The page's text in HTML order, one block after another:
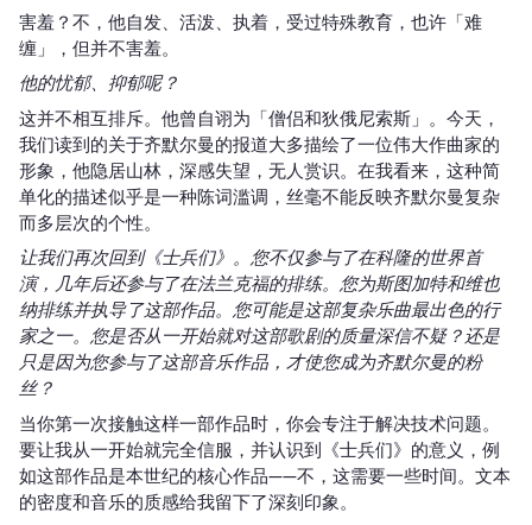
害羞？不，他自发、活泼、执着，受过特殊教育，也许「难
缠」，但并不害羞。
他的忧郁、抑郁呢？
这并不相互排斥。他曾自诩为「僧侣和狄俄尼索斯」。今天，
我们读到的关于齐默尔曼的报道大多描绘了一位伟大作曲家的
形象，他隐居山林，深感失望，无人赏识。在我看来，这种简
单化的描述似乎是一种陈词滥调，丝毫不能反映齐默尔曼复杂
而多层次的个性。
让我们再次回到《士兵们》。您不仅参与了在科隆的世界首
演，几年后还参与了在法兰克福的排练。您为斯图加特和维也
纳排练并执导了这部作品。您可能是这部复杂乐曲最出色的行
家之一。您是否从一开始就对这部歌剧的质量深信不疑？还是
只是因为您参与了这部音乐作品，才使您成为齐默尔曼的粉
丝？
当你第一次接触这样一部作品时，你会专注于解决技术问题。
要让我从一开始就完全信服，并认识到《士兵们》的意义，例
如这部作品是本世纪的核心作品——不，这需要一些时间。文本
的密度和音乐的质感给我留下了深刻印象。